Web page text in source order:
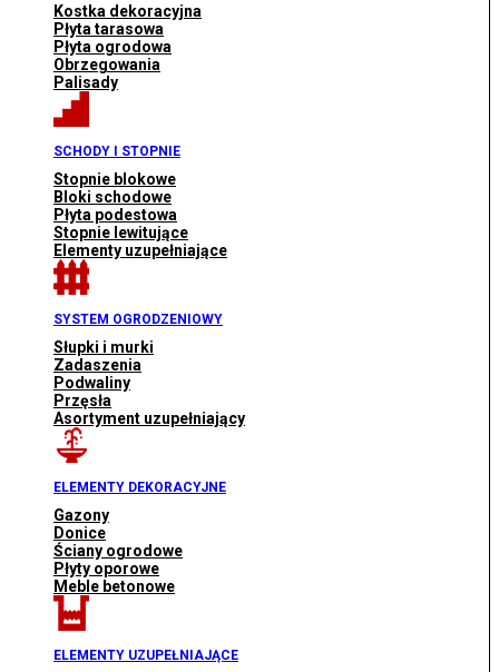
Kostka dekoracyjna
Płyta tarasowa
Płyta ogrodowa
Obrzegowania
Palisady
SCHODY I STOPNIE
Stopnie blokowe
Bloki schodowe
Płyta podestowa
Stopnie lewitujące
Elementy uzupełniające
SYSTEM OGRODZENIOWY
Słupki i murki
Zadaszenia
Podwaliny
Przęsła
Asortyment uzupełniający
ELEMENTY DEKORACYJNE
Gazony
Donice
Ściany ogrodowe
Płyty oporowe
Meble betonowe
ELEMENTY UZUPEŁNIAJĄCE